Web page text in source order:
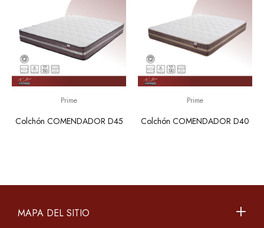
Prime
Colchón COMENDADOR D45
Prime
Colchón COMENDADOR D40
MAPA DEL SITIO